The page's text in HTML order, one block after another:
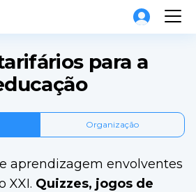
para a
Organização
aprendizagem envolventes
XXI. Quizzes, jogos de